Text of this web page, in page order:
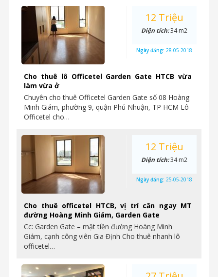
Cho thuê lô Officetel Garden Gate HTCB vừa
làm vừa ở
Chuyên cho thuê Officetel Garden Gate số 08 Hoàng
Minh Giám, phường 9, quận Phú Nhuận, TP HCM Lô
Officetel cho…
12 Triệu
Diện tích:34 m2
Ngày đăng: 28-05-2018
Cho thuê officetel HTCB, vị trí căn ngay MT
đường Hoàng Minh Giám, Garden Gate
Cc: Garden Gate – mặt tiền đường Hoàng Minh
Giám, cạnh công viên Gia Định Cho thuê nhanh lô
officetel…
12 Triệu
Diện tích:34 m2
Ngày đăng: 25-05-2018